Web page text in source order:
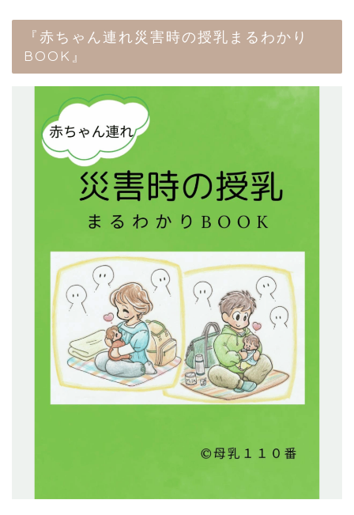
『赤ちゃん連れ災害時の授乳まるわかり
BOOK』